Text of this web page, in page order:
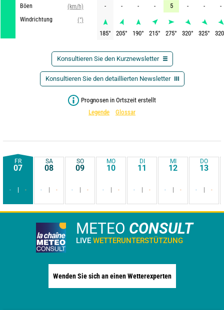
Böen
(km/h)
Windrichtung
(°)
-
- - - 5 - - -
185° 205° 190° 215° 275° 320° 325° 320
Konsultieren Sie den Kurznewsletter
Konsultieren Sie den detaillierten Newsletter
Prognosen in Ortszeit erstellt
Legende
Glossar
FR
07
- -
SA
08
- -
SO
09
- -
MO
10
- -
DI
11
- -
MI
12
- -
DO
13
- -
METEO CONSULT
LIVE WETTERUNTERSTÜTZUNG
Wenden Sie sich an einen Wetterexperten